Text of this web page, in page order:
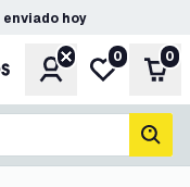
enviado hoy
CuentaMi lista de
0 0